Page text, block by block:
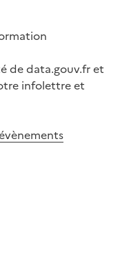
de data.gouv.fr et
infolettre et